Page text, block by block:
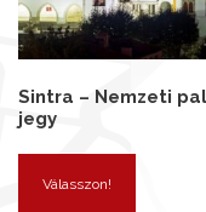
Sintra – Nemzeti
jegy
Válasszon!